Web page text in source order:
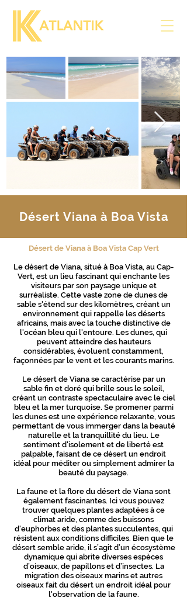
Désert Viana à Boa Vista
Désert de Viana à Boa Vista Cap Vert
Le désert de Viana, situé à Boa Vista, au Cap-
Vert, est un lieu fascinant qui enchante les
visiteurs par son paysage unique et
surréaliste. Cette vaste zone de dunes de
sable s'étend sur des kilomètres, créant un
environnement qui rappelle les déserts
africains, mais avec la touche distinctive de
l'océan bleu qui l'entoure. Les dunes, qui
peuvent atteindre des hauteurs
considérables, évoluent constamment,
façonnées par le vent et les courants marins.
Le désert de Viana se caractérise par un
sable fin et doré qui brille sous le soleil,
créant un contraste spectaculaire avec le ciel
bleu et la mer turquoise. Se promener parmi
les dunes est une expérience relaxante, vous
permettant de vous immerger dans la beauté
naturelle et la tranquillité du lieu. Le
sentiment d'isolement et de liberté est
palpable, faisant de ce désert un endroit
idéal pour méditer ou simplement admirer la
beauté du paysage.
La faune et la flore du désert de Viana sont
également fascinantes. Ici vous pouvez
trouver quelques plantes adaptées à ce
climat aride, comme des buissons
d'euphorbes et des plantes succulentes, qui
résistent aux conditions difficiles. Bien que le
désert semble aride, il s’agit d’un écosystème
dynamique qui abrite diverses espèces
d’oiseaux, de papillons et d’insectes. La
migration des oiseaux marins et autres
oiseaux fait du désert un endroit idéal pour
l'observation de la faune.